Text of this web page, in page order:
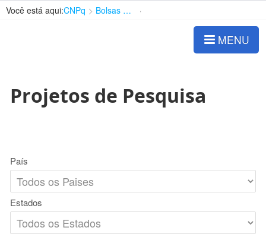
Você está aqui:CNPq Bolsas e Auxílios Vigentes
MENU
Projetos de Pesquisa
País
Estados